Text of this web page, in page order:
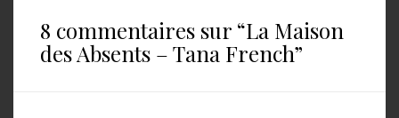
8 commentaires sur “La Maison
des Absents – Tana French”